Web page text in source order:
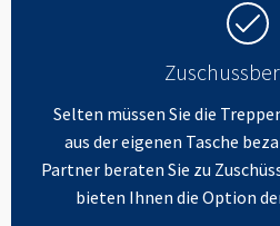
Selten müssen Sie die
aus der eigenen Tasche
Partner beraten Sie zu
bieten Ihnen die Option